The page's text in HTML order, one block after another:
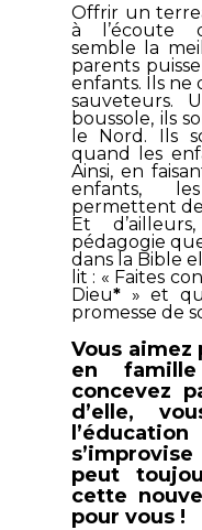
Offrir un
à l’écoute
semble la
parents
enfants. Ils ne
sauveteurs.
boussole, ils
le Nord. Ils
quand les
Ainsi, en
enfants,
permettent
Et
pédagogie
dans la Bible
lit : « Faites
Dieu*» et
promesse de
Vous aimez
en
concevez
d’elle,
peut
cette
pour vous !